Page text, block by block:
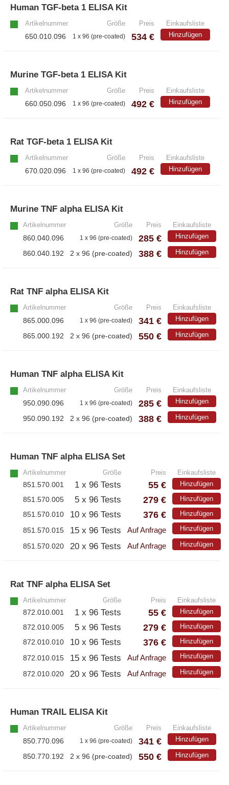
– Alle PeptiGrowth Produkte
– Kostenlose Muster
– Alle Diaclone Produkte
– Antikörper
Antikörper
– CD-Antikörper
– Monoclonale Antikörper
– Polyclonale Antikörper
– Alle White Label und technische Produkte
– A·EL·VIS Produkte
– EzScope 101 Live Cell Imaging System
Human TGF-beta 1 ELISA Kit
Artikelnummer Größe Preis Einkaufsliste
650.010.096 1 x 96 (pre-coated) 534 € Hinzufügen
Murine TGF-beta 1 ELISA Kit
Artikelnummer Größe Preis Einkaufsliste
660.050.096 1 x 96 (pre-coated) 492 € Hinzufügen
Rat TGF-beta 1 ELISA Kit
Artikelnummer Größe Preis Einkaufsliste
670.020.096 1 x 96 (pre-coated) 492 € Hinzufügen
Murine TNF alpha ELISA Kit
Artikelnummer Größe Preis Einkaufsliste
860.040.096 1 x 96 (pre-coated) 285 € Hinzufügen
860.040.192 2 x 96 (pre-coated) 388 € Hinzufügen
Rat TNF alpha ELISA Kit
Artikelnummer Größe Preis Einkaufsliste
865.000.096 1 x 96 (pre-coated) 341 € Hinzufügen
865.000.192 2 x 96 (pre-coated) 550 € Hinzufügen
Human TNF alpha ELISA Kit
Artikelnummer Größe Preis Einkaufsliste
950.090.096 1 x 96 (pre-coated) 285 € Hinzufügen
950.090.192 2 x 96 (pre-coated) 388 € Hinzufügen
Human TNF alpha ELISA Set
Artikelnummer Größe Preis Einkaufsliste
851.570.001 1 x 96 Tests 55 € Hinzufügen
851.570.005 5 x 96 Tests 279 € Hinzufügen
851.570.010 10 x 96 Tests 376 € Hinzufügen
851.570.015 15 x 96 Tests Auf Anfrage Hinzufügen
851.570.020 20 x 96 Tests Auf Anfrage Hinzufügen
Rat TNF alpha ELISA Set
Artikelnummer Größe Preis Einkaufsliste
872.010.001 1 x 96 Tests 55 € Hinzufügen
872.010.005 5 x 96 Tests 279 € Hinzufügen
872.010.010 10 x 96 Tests 376 € Hinzufügen
872.010.015 15 x 96 Tests Auf Anfrage Hinzufügen
872.010.020 20 x 96 Tests Auf Anfrage Hinzufügen
Human TRAIL ELISA Kit
Artikelnummer Größe Preis Einkaufsliste
850.770.096 1 x 96 (pre-coated) 341 € Hinzufügen
850.770.192 2 x 96 (pre-coated) 550 € Hinzufügen